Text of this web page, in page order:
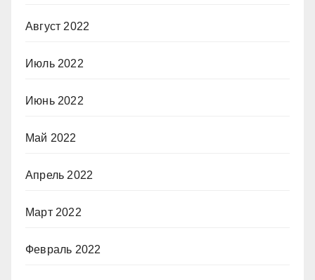
Август 2022
Июль 2022
Июнь 2022
Май 2022
Апрель 2022
Март 2022
Февраль 2022